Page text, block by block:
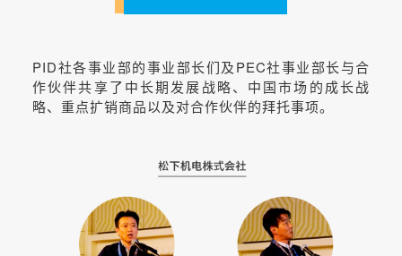
PID社各事业部的事业部长们及PEC社事业部长与合
作伙伴共享了中长期发展战略、中国市场的成长战
略、重点扩销商品以及对合作伙伴的拜托事项。